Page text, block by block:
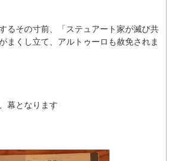
るその寸前、「ステュアート家が滅び共
まくし立て、アルトゥーロも赦免されま
幕となります